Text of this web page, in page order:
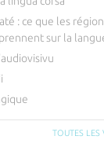
: ce que les
sur la
TOUTES LES